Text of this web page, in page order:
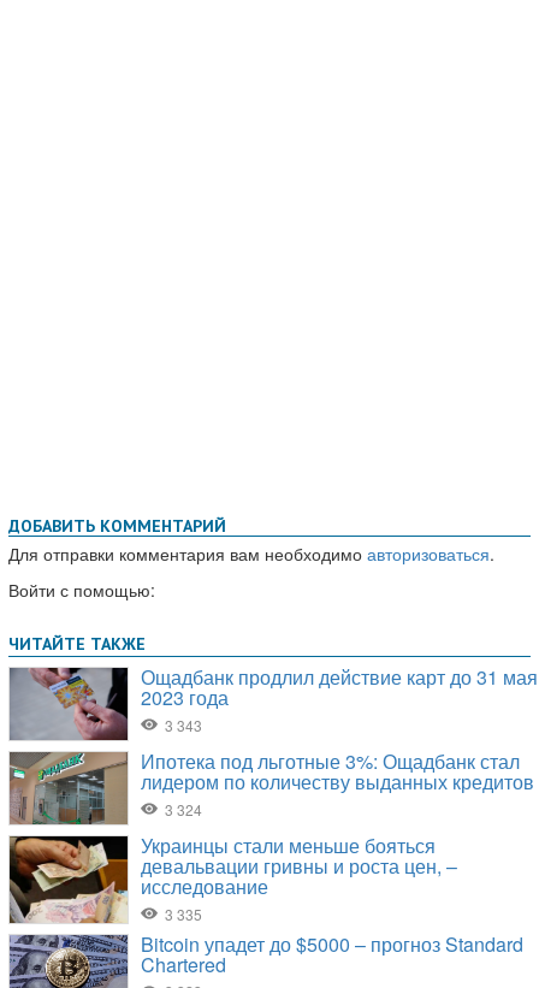
ДОБАВИТЬ КОММЕНТАРИЙ
Для отправки комментария вам необходимо авторизоваться.
Войти с помощью: